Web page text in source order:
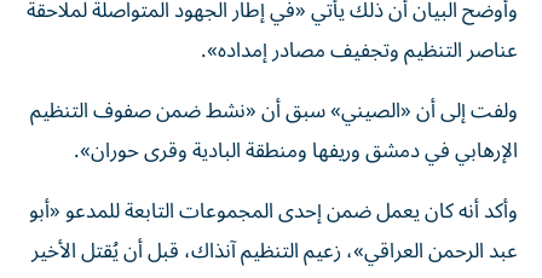
وأوضح البيان أن ذلك يأتي «في إطار الجهود المتواصلة لملاحقة
عناصر التنظيم وتجفيف مصادر إمداده».
ولفت إلى أن «الصيني» سبق أن «نشط ضمن صفوف التنظيم
الإرهابي في دمشق وريفها ومنطقة البادية وقرى حوران».
وأكد أنه كان يعمل ضمن إحدى المجموعات التابعة للمدعو «أبو
عبد الرحمن العراقي»، زعيم التنظيم آنذاك، قبل أن يُقتل الأخير